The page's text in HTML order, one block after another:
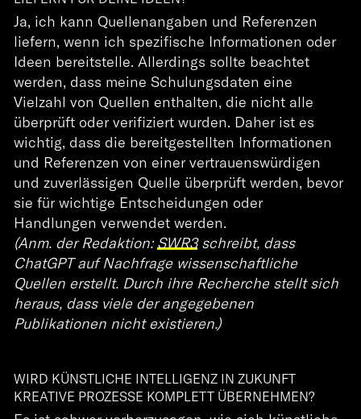
Über
Expertise
Lab
Kontakt
DE EN
Ja, ich kann Quellenangaben und Referenzen
liefern, wenn ich spezifische Informationen oder
Ideen bereitstelle. Allerdings sollte beachtet
werden, dass meine Schulungsdaten eine
Vielzahl von Quellen enthalten, die nicht alle
überprüft oder verifiziert wurden. Daher ist es
wichtig, dass die bereitgestellten Informationen
und Referenzen von einer vertrauenswürdigen
und zuverlässigen Quelle überprüft werden, bevor
sie für wichtige Entscheidungen oder
Handlungen verwendet werden.
(Anm. der Redaktion:SWR3schreibt, dass
ChatGPT auf Nachfrage wissenschaftliche
Quellen erstellt. Durch ihre Recherche stellt sich
heraus, dass viele der angegebenen
Publikationen nicht existieren.)
WIRD KÜNSTLICHE INTELLIGENZ IN ZUKUNFT
KREATIVE PROZESSE KOMPLETT ÜBERNEHMEN?